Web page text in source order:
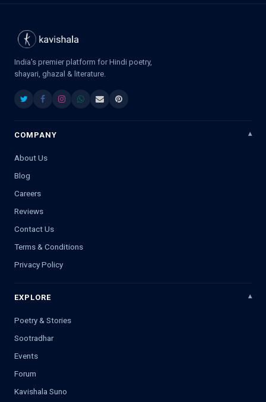
India's premier platform for Hindi poetry,
shayari, ghazal & literature.
COMPANY
About Us
Blog
Careers
Reviews
Contact Us
Terms & Conditions
Privacy Policy
EXPLORE
Poetry & Stories
Sootradhar
Events
Forum
Kavishala Suno